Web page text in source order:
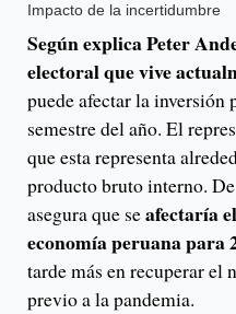
Impacto de la incertidumbre
Según explica Peter
electoral que vive
puede afectar la inversión
semestre del año. El
que esta representa
producto bruto interno.
asegura que seafectaría
economía peruana para
tarde más en recuperar
previo a la pandemia.